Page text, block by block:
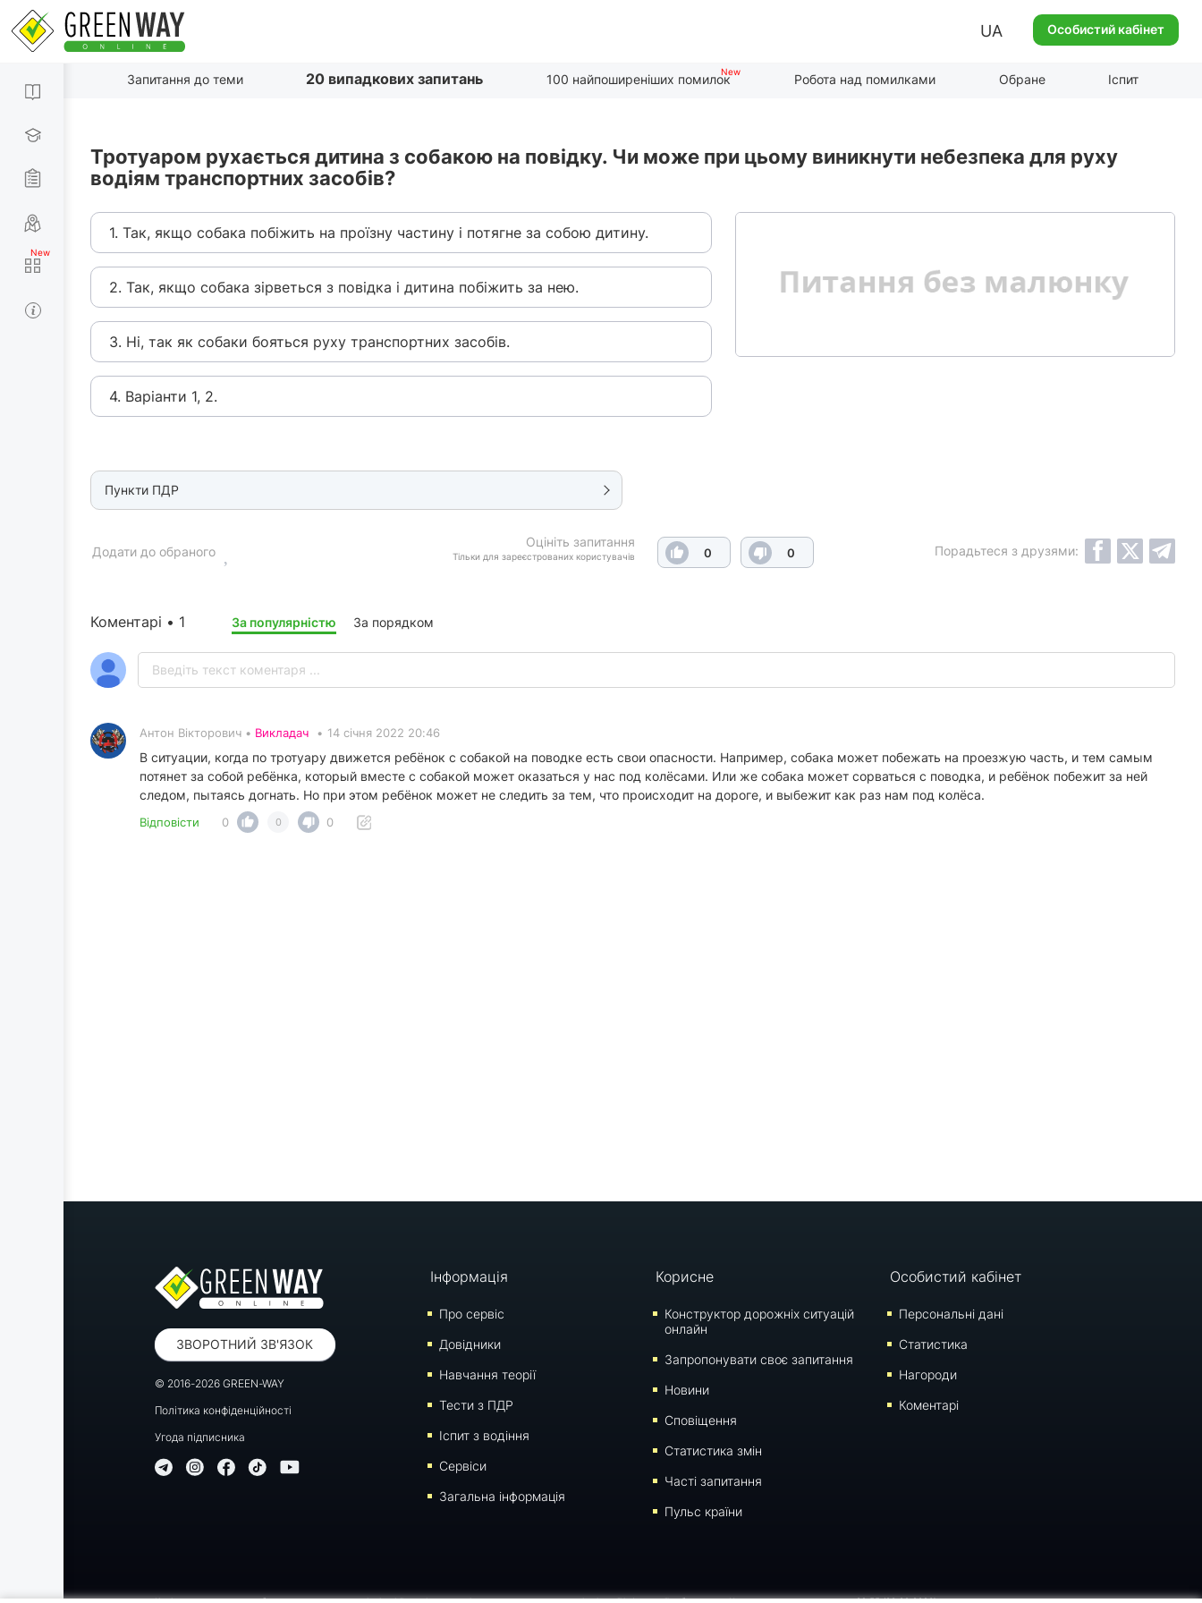
UA Особистий кабінет
Запитання до теми 20 випадкових запитань 100 найпоширеніших помилок Робота над помилками Обране Іспит
Тротуаром рухається дитина з собакою на повідку. Чи може при цьому виникнути небезпека для руху
водіям транспортних засобів?
1. Так, якщо собака побіжить на проїзну частину і потягне за собою дитину.
2. Так, якщо собака зірветься з повідка і дитина побіжить за нею.
3. Ні, так як собаки бояться руху транспортних засобів.
4. Варіанти 1, 2.
Пункти ПДР
Оцініть запитання
Тільки для зареєстрованих користувачів 0 0
Додати до обраного Порадьтеся з друзями:
Коментарі • 1 За популярністю За порядком
Антон Вікторович • Викладач • 14 січня 2022 20:46
В ситуации, когда по тротуару движется ребёнок с собакой на поводке есть свои опасности. Например, собака может побежать на проезжую часть, и тем самым
потянет за собой ребёнка, который вместе с собакой может оказаться у нас под колёсами. Или же собака может сорваться с поводка, и ребёнок побежит за ней
следом, пытаясь догнать. Но при этом ребёнок может не следить за тем, что происходит на дороге, и выбежит как раз нам под колёса.
Відповісти 0 0 0
ЗВОРОТНИЙ ЗВ'ЯЗОК
© 2016-2026 GREEN-WAY
Політика конфіденційності
Угода підписника
Інформація
Про сервіс
Довідники
Навчання теорії
Тести з ПДР
Iспит з водіння
Сервіси
Загальна інформація
Корисне
Конструктор дорожніх ситуацій
онлайн
Запропонувати своє запитання
Новини
Сповіщення
Статистика змін
Часті запитання
Пульс країни
Особистий кабінет
Персональні дані
Статистика
Нагороди
Коментарі